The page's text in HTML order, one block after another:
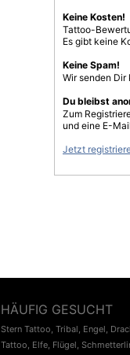
Keine Kosten!
Tattoo-
Es gibt keine
Keine Spam!
Wir senden
Du bleibst
Zum
und eine E-
Jetzt
HÄUFIG GESUCHT
Stern Tattoo, Tribal, Engel,
Tattoo, Elfe, Flügel,